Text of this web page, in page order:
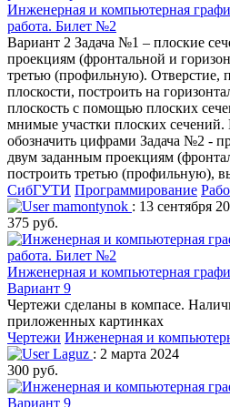
Инженерная и компьютерная
работа. Билет №2
Вариант 2 Задача №1 – плоские
проекциям (фронтальной и
третью (профильную). Отверстие,
плоскости, построить на
плоскость с помощью плоских
мнимые участки плоских сечений.
обозначить цифрами Задача №2 -
двум заданным проекциям
построить третью (профильную),
СибГУТИ Программирование
mamontynok : 13 сентября
375 руб.
Инженерная и компьютерная
Вариант 9
Чертежи сделаны в компасе.
приложенных картинках
Чертежи Инженерная и
Laguz : 2 марта 2024
300 руб.